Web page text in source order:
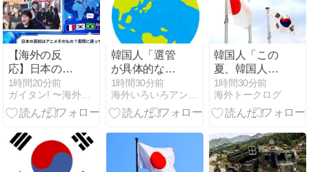
首しろ」
【海外の反
応】日本の高
校はアニメそ
のもの？実際
に通ってた人
リアルすぎる
1時間20分前
ガイタン! 〜海外の反応探訪〜
韓国人「選管
が具体的なエ
クセルで投票
者数の操作方
法を指示…
せ』の組織的
証拠を確保」
1時間30分前
海外いろいろアンテナ
韓国人「この
夏、韓国人が
東京へ行くし
かない理由が
こちら…」
でめちゃくち
ゃ羨ましい…
（ﾌﾞﾙﾌﾞﾙ」＝
1時間30分前
海外トークログ